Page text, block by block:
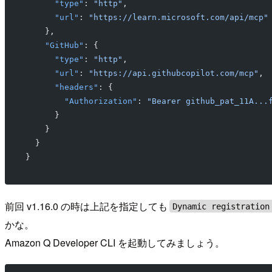
      "type"
: "http" ,
      "url"
:
"https://learn.microsoft.com/api/mcp"
    },
    "GitHub"
: {
      "type"
: "http" ,
      "url"
: "https://api.githubcopilot.com/mcp" ,
      "headers"
: {
        "Authorization"
:
"Bearer
      }
    }
  }
}
前回 v1.16.0 の時は上記を指定しても Dynamic
かな。
Amazon Q Developer CLI を起動してみましょう。